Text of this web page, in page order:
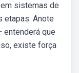
sistemas de
etapas: Anote
que
existe força